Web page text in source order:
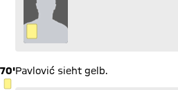
70'
GELBE KARTE
Pavlović sieht gelb.